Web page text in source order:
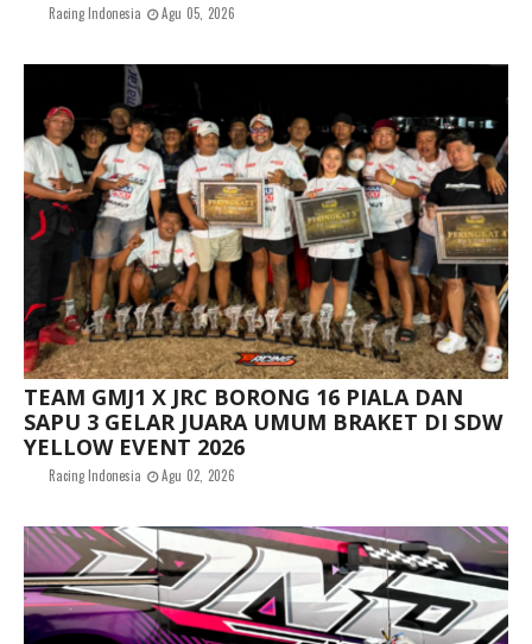
Racing Indonesia Agu 05, 2026
TEAM GMJ1 X JRC BORONG 16 PIALA DAN
SAPU 3 GELAR JUARA UMUM BRAKET DI SDW
YELLOW EVENT 2026
Racing Indonesia Agu 02, 2026